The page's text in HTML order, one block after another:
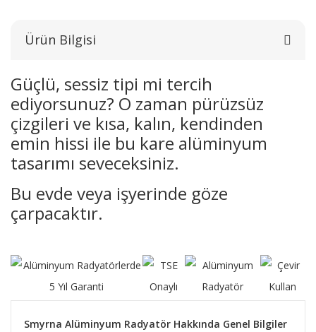
Ürün Bilgisi
Güçlü, sessiz tipi mi tercih
ediyorsunuz? O zaman pürüzsüz
çizgileri ve kısa, kalın, kendinden
emin hissi ile bu kare alüminyum
tasarımı seveceksiniz.
Bu evde veya işyerinde göze
çarpacaktır.
Smyrna Alüminyum Radyatör Hakkında Genel Bilgiler